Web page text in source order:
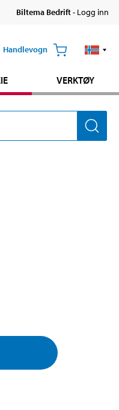
Biltema Bedrift- Logg inn
Handlevogn
VERKTØY